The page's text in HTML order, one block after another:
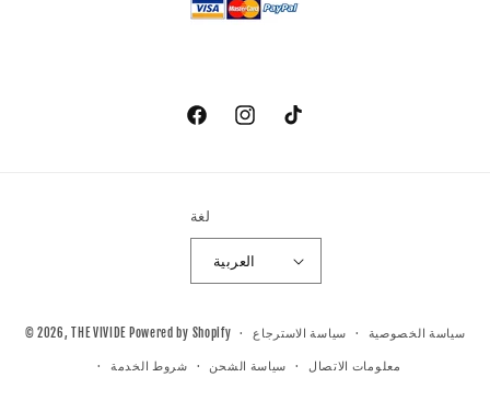
فيسبوكانستغرام
تيك
لغة
العربية
© 2026,THE VIVIDE Powered by Shopify سياسة الاسترجاع سياسة الخصوصية
شروط الخدمة سياسة الشحن معلومات الاتصال